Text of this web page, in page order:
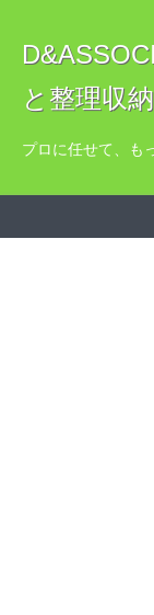
と整理収
プロに任せて、も